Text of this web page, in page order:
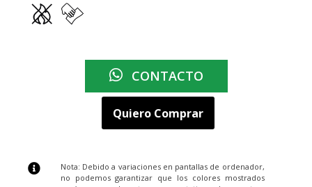
CONTACTO
Quiero Comprar
Nota: Debido a variaciones en pantallas de ordenador,
no podemos garantizar que los colores mostrados